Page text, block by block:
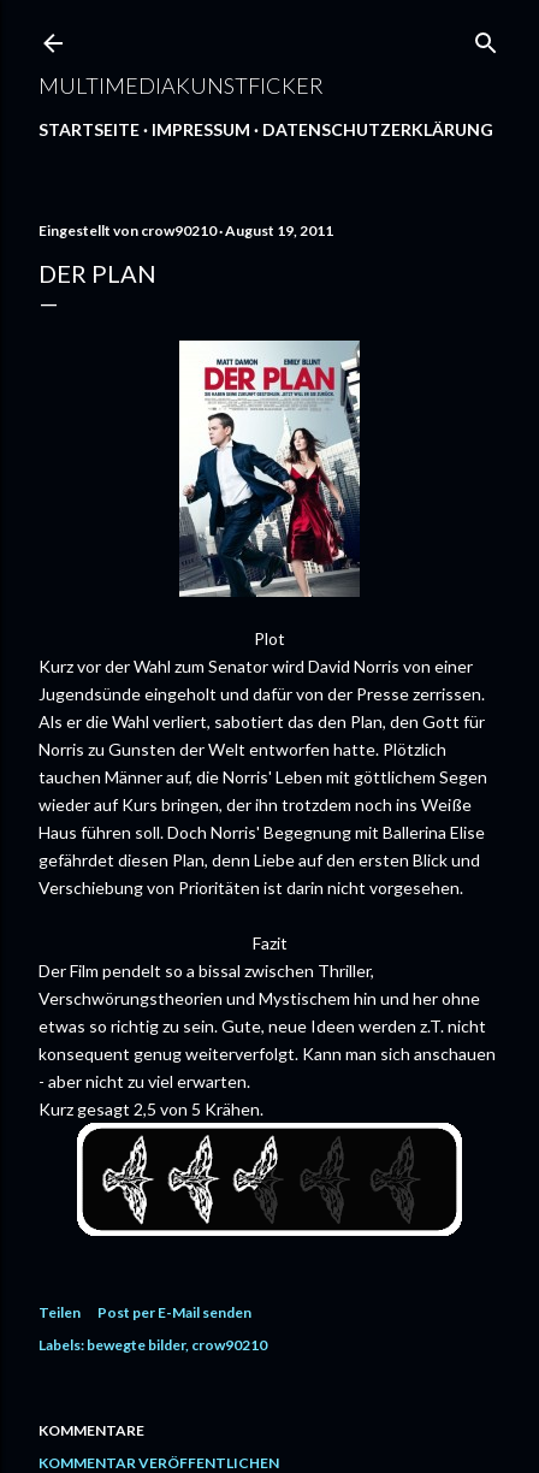
MULTIMEDIAKUNSTFICKER
STARTSEITE IMPRESSUM DATENSCHUTZERKLÄRUNG
Eingestellt von crow90210 August 19, 2011
DER PLAN
Plot
Kurz vor der Wahl zum Senator wird David Norris von einer
Jugendsünde eingeholt und dafür von der Presse zerrissen.
Als er die Wahl verliert, sabotiert das den Plan, den Gott für
Norris zu Gunsten der Welt entworfen hatte. Plötzlich
tauchen Männer auf, die Norris' Leben mit göttlichem Segen
wieder auf Kurs bringen, der ihn trotzdem noch ins Weiße
Haus führen soll. Doch Norris' Begegnung mit Ballerina Elise
gefährdet diesen Plan, denn Liebe auf den ersten Blick und
Verschiebung von Prioritäten ist darin nicht vorgesehen.
Fazit
Der Film pendelt so a bissal zwischen Thriller,
Verschwörungstheorien und Mystischem hin und her ohne
etwas so richtig zu sein. Gute, neue Ideen werden z.T. nicht
konsequent genug weiterverfolgt. Kann man sich anschauen
- aber nicht zu viel erwarten.
Kurz gesagt 2,5 von 5 Krähen.
Teilen
Post per E-Mail senden
Labels: bewegte bilder crow90210
KOMMENTARE
KOMMENTAR VERÖFFENTLICHEN